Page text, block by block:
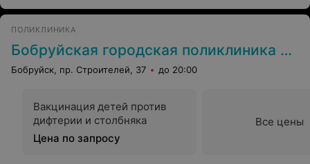
ПОЛИКЛИНИКА
Бобруйская городская поликлиника №7
Бобруйск, пр. Строителей, 37 до 20:00
Вакцинация детей против
дифтерии и столбняка
Цена по запросу
Все цены